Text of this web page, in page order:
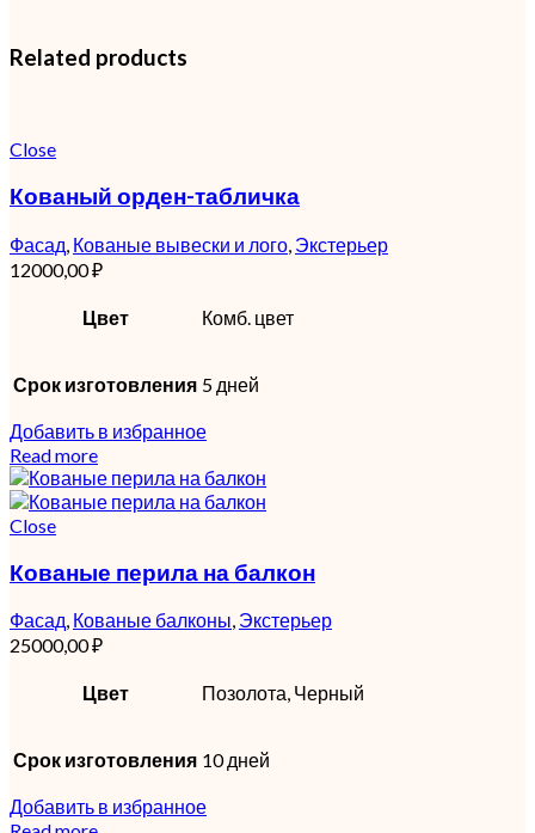
Related products
Close
Кованый орден-табличка
Фасад, Кованые вывески и лого, Экстерьер
12000,00₽
Цвет Комб. цвет
Срок изготовления 5 дней
Добавить в избранное
Read more
Close
Кованые перила на балкон
Фасад, Кованые балконы, Экстерьер
25000,00₽
Цвет Позолота, Черный
Срок изготовления 10 дней
Добавить в избранное